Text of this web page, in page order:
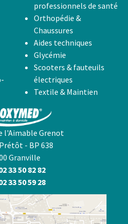
professionnels de santé
Orthopédie &
Chaussures
Aides techniques
Glycémie
Scooters & fauteuils
électriques
Textile & Maintien
l'Aimable Grenot
- BP 638
Granville
33 50 82 82
33 50 59 28